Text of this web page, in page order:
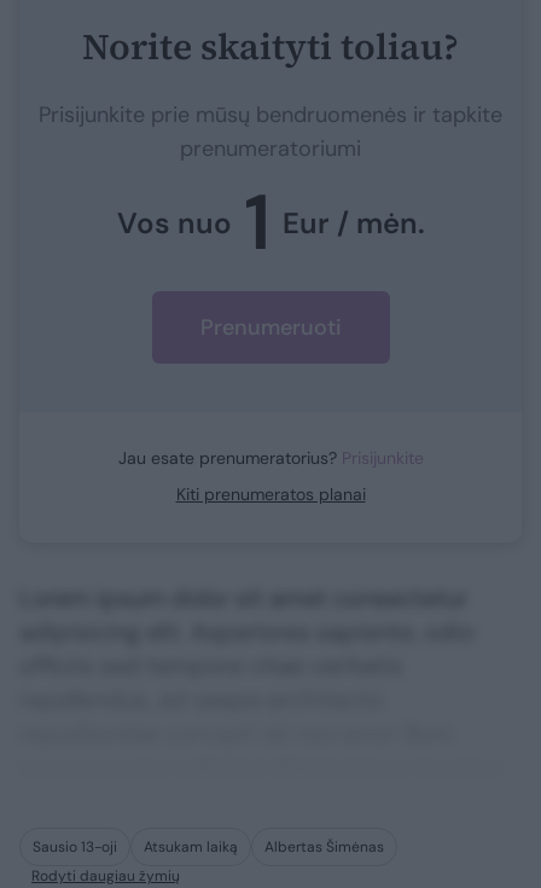
Norite skaityti toliau?
Prisijunkite prie mūsų bendruomenės ir tapkite
prenumeratoriumi
Vos nuo 1 Eur / mėn.
Prenumeruoti
Jau esate prenumeratorius? Prisijunkite
Kiti prenumeratos planai
Sausio 13-oji Atsukam laiką
Albertas Šimėnas
Rodyti daugiau žymių